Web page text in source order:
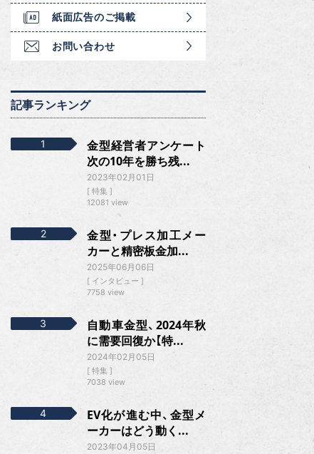
紙面広告のご掲載
お問い合わせ
記事ランキング
金型経営者アンケート
次の10年を勝ち残...
2023年02月01日
特集
12081 view
金型・プレス加工メー
カーと精密板金加...
2025年06月06日
インタビュー
7758 view
自動車金型、2024年秋
に需要回復か【特...
2024年02月05日
特集
7038 view
EV化が進む中、金型メ
ーカーはどう動く...
2023年04月05日